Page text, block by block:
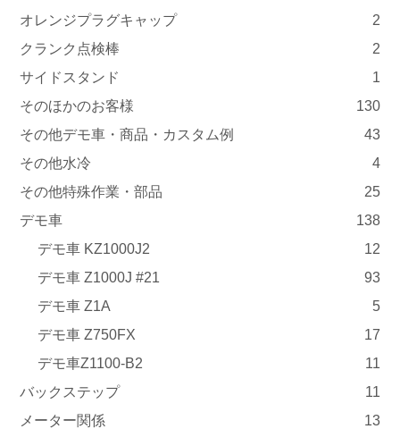
オレンジプラグキャップ
2
クランク点検棒
2
サイドスタンド
1
そのほかのお客様
130
その他デモ車・商品・カスタム例
43
その他水冷
4
その他特殊作業・部品
25
デモ車
138
デモ車 KZ1000J2
12
デモ車 Z1000J #21
93
デモ車 Z1A
5
デモ車 Z750FX
17
デモ車Z1100-B2
11
バックステップ
11
メーター関係
13